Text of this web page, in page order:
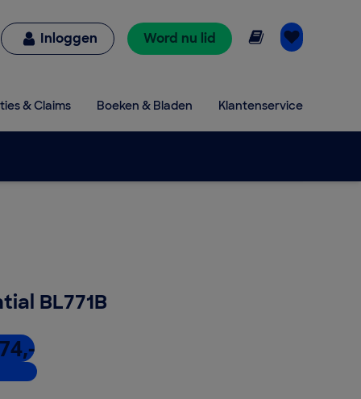
Inloggen Word nu lid Online lezen
& Claims Boeken & Bladen Klantenservice
BL771B